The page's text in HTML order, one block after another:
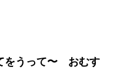
をうって〜 おむす